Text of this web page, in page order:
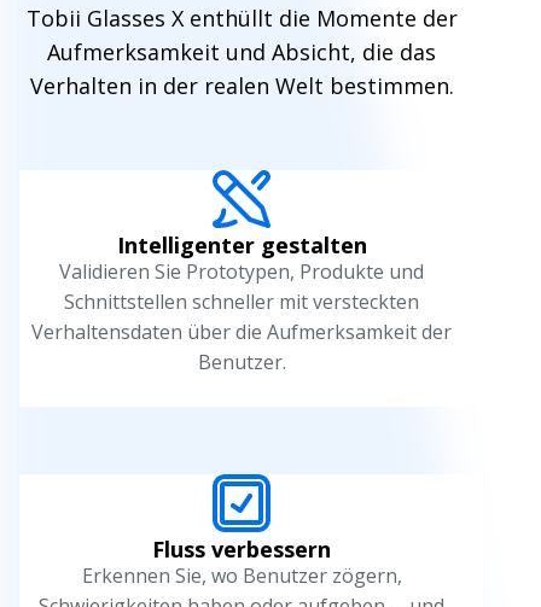
Tobii Glasses X enthüllt die Momente der
Aufmerksamkeit und Absicht, die das
Verhalten in der realen Welt bestimmen.
Intelligenter gestalten
Validieren Sie Prototypen, Produkte und
Schnittstellen schneller mit versteckten
Verhaltensdaten über die Aufmerksamkeit der
Benutzer.
Fluss verbessern
Erkennen Sie, wo Benutzer zögern,